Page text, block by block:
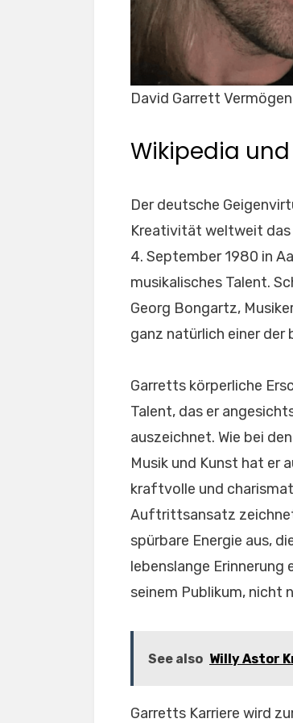
David Garrett Vermögen
Wikipedia
Der deutsche
Kreativität weltweit das
4. September 1980 in
musikalisches Talent.
Georg Bongartz,
ganz natürlich einer
Garretts körperliche
Talent, das er
auszeichnet. Wie bei
Musik und Kunst hat er
kraftvolle und
Auftrittsansatz
spürbare Energie aus,
lebenslange
seinem Publikum, nicht
See also Willy Astor
Garretts Karriere wird